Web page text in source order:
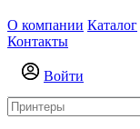
О компании Каталог
Контакты
Войти